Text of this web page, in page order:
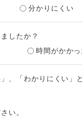
分かりにくい
したか？
時間がかかっ
、「わかりにくい」
い。